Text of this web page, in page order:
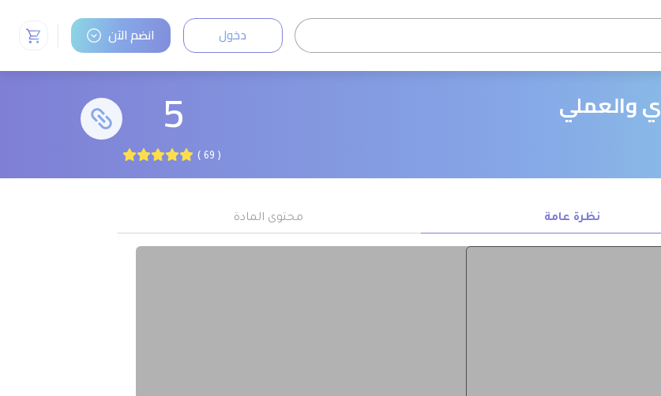
دخول انضم الآن
5
( 69 )
نظرة عامة محتوى المادة